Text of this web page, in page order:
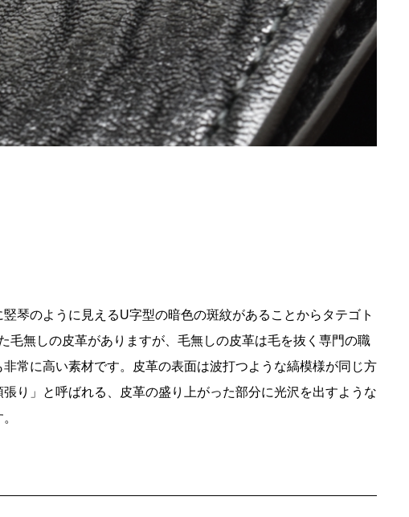
琴のように見えるU字型の暗色の斑紋があることからタテゴト
毛無しの皮革がありますが、毛無しの皮革は毛を抜く専門の職
常に高い素材です。皮革の表面は波打つような縞模様が同じ方
り」と呼ばれる、皮革の盛り上がった部分に光沢を出すような